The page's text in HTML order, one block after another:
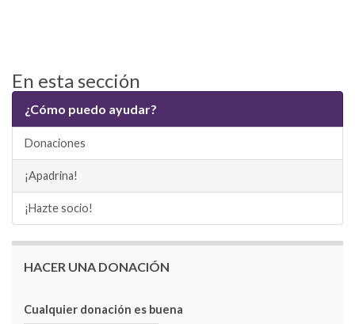
En esta sección
¿Cómo puedo ayudar?
Donaciones
¡Apadrina!
¡Hazte socio!
HACER UNA DONACIÓN
Cualquier donación es buena